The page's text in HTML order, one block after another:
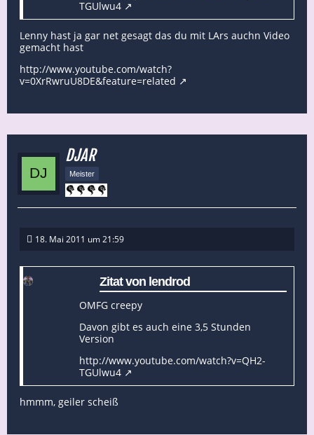
TGUlwu4
Lenny hast ja gar net gesagt das du mit LArs auchn Video
gemacht hast
http://www.youtube.com/watch?
v=0XrRwruU8DE&feature=related
DJAR
Meister
18. Mai 2011 um 21:59
Zitat von lendrod
OMFG creepy
Davon gibt es auch eine 3,5 Stunden
Version
http://www.youtube.com/watch?v=QH2-
TGUlwu4
hmmm, geiler scheiß